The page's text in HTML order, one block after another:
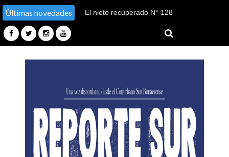
Últimas novedades
El nieto recuperado N° 128
sustracción y sustitución de
identidad en Tucumán